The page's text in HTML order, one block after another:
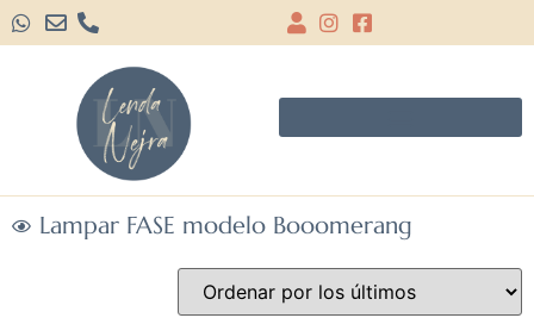
Lampar FASE modelo Booomerang